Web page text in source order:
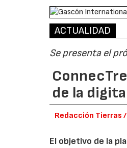
ACTUALIDAD
Se presenta el
de la
Redacción Tierras
El objetivo de la